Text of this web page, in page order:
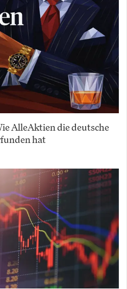
AlleAktien die deutsche
hat